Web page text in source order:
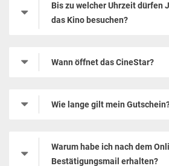
Bis zu welcher Uhrzeit dürfen
das Kino besuchen?
Wann öffnet das CineStar?
Wie lange gilt mein
Warum habe ich nach dem
Bestätigungsmail erhalten?